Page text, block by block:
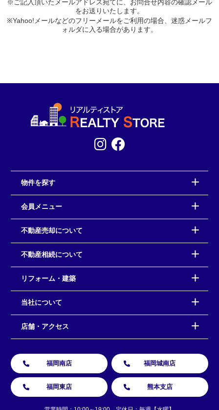
※ご記入頂いたメールアドレス宛てに、お問合せ内容の確認メール
をお送りいたします。
※Yahoo!メールなどのフリーメールをご利用の場合、迷惑メールフ
ォルダに入る場合があります。
物件を探す
会員メニュー
不動産売却について
不動産相続について
リフォーム・建築
当社について
店舗・アクセス
福岡南店 福岡城南店
福岡東店 熊本支店